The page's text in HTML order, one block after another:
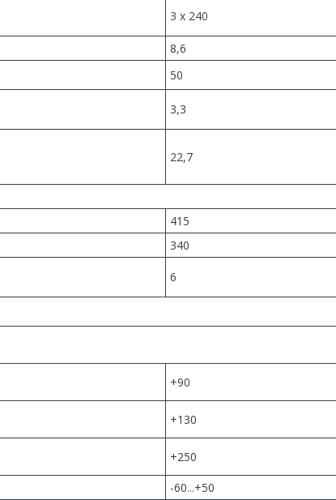
3 x 240
8,6
50
3,3
22,7
415
340
6
+90
+130
+250
-60...+50